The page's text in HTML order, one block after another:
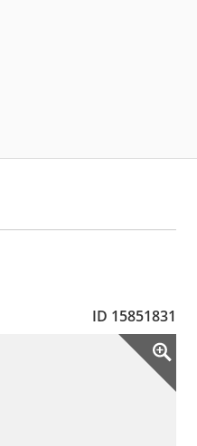
ID 15851831